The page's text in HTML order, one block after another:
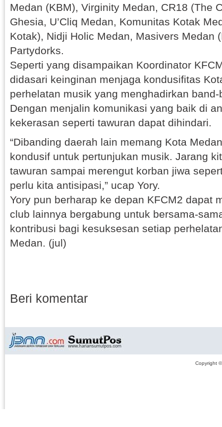
Medan (KBM), Virginity Medan, CR18 (The
Ghesia, U’Cliq Medan, Komunitas Kotak
Kotak), Nidji Holic Medan, Masivers Medan
Partydorks.
Seperti yang disampaikan Koordinator
didasari keinginan menjaga kondusifitas
perhelatan musik yang menghadirkan
Dengan menjalin komunikasi yang baik di
kekerasan seperti tawuran dapat dihindari.
“Dibanding daerah lain memang Kota
kondusif untuk pertunjukan musik. Jarang
tawuran sampai merengut korban jiwa
perlu kita antisipasi,” ucap Yory.
Yory pun berharap ke depan KFCM2 dapat
club lainnya bergabung untuk bersama-
kontribusi bagi kesuksesan setiap
Medan. (jul)
Beri komentar
Copyright